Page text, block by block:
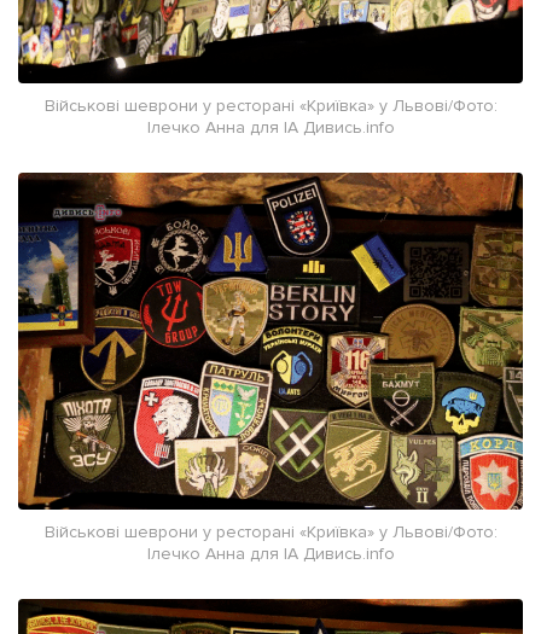
Військові шеврони у ресторані «Криївка» у Львові/Фото:
Ілечко Анна для ІА Дивись.info
Військові шеврони у ресторані «Криївка» у Львові/Фото:
Ілечко Анна для ІА Дивись.info